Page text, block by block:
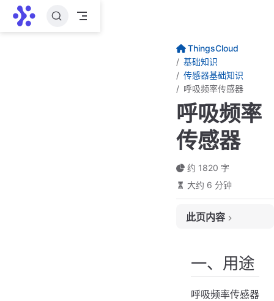
跳至主要內容
ThingsCloud
基础知识
传感器基础知识
呼吸频率传感器
呼吸频率
传感器
约 1820 字
大约 6 分钟
此页内容
二、常见分类
一、用途
呼吸频率传感器